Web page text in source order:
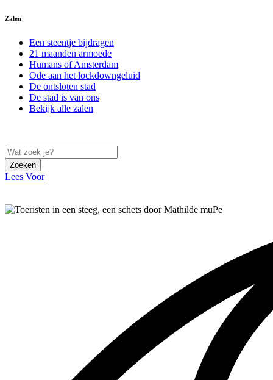
Zalen
Een steentje bijdragen
21 maanden armoede
Humans of Amsterdam
Ode aan het lockdowngeluid
De ontsloten stad
De stad is van ons
Bekijk alle zalen
Zoeken
Lees Voor